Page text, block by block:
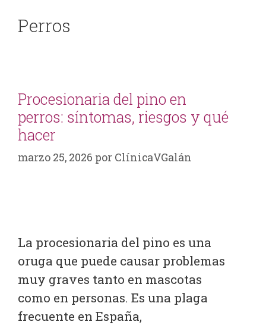
Perros
Procesionaria del pino en
perros: síntomas, riesgos y qué
hacer
marzo 25, 2026 por ClínicaVGalán
La procesionaria del pino es una
oruga que puede causar problemas
muy graves tanto en mascotas
como en personas. Es una plaga
frecuente en España,